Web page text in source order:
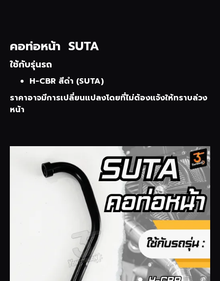
คอท่อหน้า SUTA
ใช้กับรุ่นรถ
H-CBR สีดำ (SUTA)
ราคาอาจมีการเปลี่ยนแปลงโดยที่ไม่ต้องแจ้งให้ทราบล่วง
หน้า